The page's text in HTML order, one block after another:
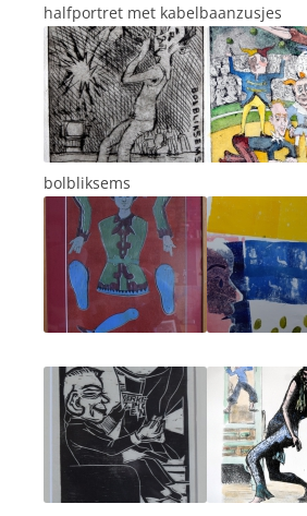
halfportret met kabelbaanzusjes
bolbliksems